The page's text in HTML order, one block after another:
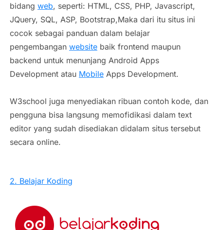
bidang web, seperti: HTML, CSS, PHP, Javascript,
JQuery, SQL, ASP, Bootstrap,Maka dari itu situs ini
cocok sebagai panduan dalam belajar
pengembangan website baik frontend maupun
backend untuk menunjang Android Apps
Development atau Mobile Apps Development.
W3school juga menyediakan ribuan contoh kode, dan
pengguna bisa langsung memofidikasi dalam text
editor yang sudah disediakan didalam situs tersebut
secara online.
2. Belajar Koding